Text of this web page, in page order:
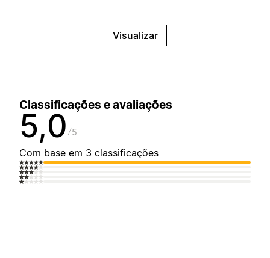
Visualizar
Classificações e avaliações
5,0 5
Com base em 3 classificações